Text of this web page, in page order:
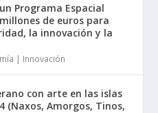
Programa Espacial
de euros para
la innovación y la
| Innovación
con arte en las islas
(Naxos, Amorgos, Tinos,